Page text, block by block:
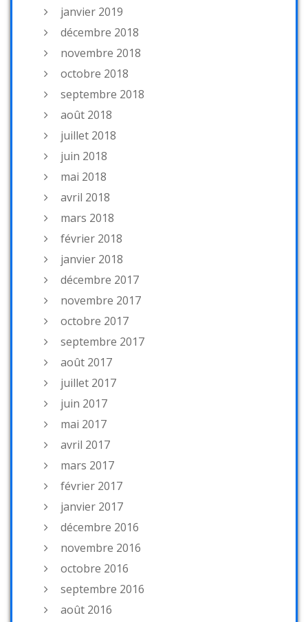
janvier 2019
décembre 2018
novembre 2018
octobre 2018
septembre 2018
août 2018
juillet 2018
juin 2018
mai 2018
avril 2018
mars 2018
février 2018
janvier 2018
décembre 2017
novembre 2017
octobre 2017
septembre 2017
août 2017
juillet 2017
juin 2017
mai 2017
avril 2017
mars 2017
février 2017
janvier 2017
décembre 2016
novembre 2016
octobre 2016
septembre 2016
août 2016